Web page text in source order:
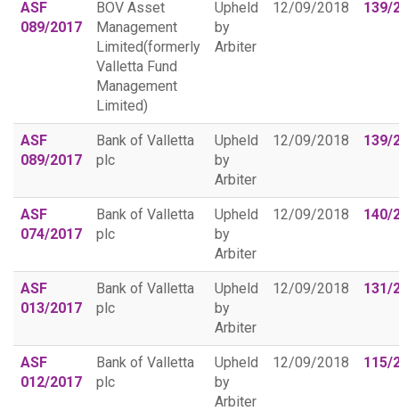
ASF
089/2017
BOV Asset
Management
Limited(formerly
Valletta Fund
Management
Limited)
Upheld
by
Arbiter
12/09/2018 139/
ASF
089/2017
Bank of Valletta
plc
Upheld
by
Arbiter
12/09/2018 139/
ASF
074/2017
Bank of Valletta
plc
Upheld
by
Arbiter
12/09/2018 140/
ASF
013/2017
Bank of Valletta
plc
Upheld
by
Arbiter
12/09/2018 131/
ASF
012/2017
Bank of Valletta
plc
Upheld
by
Arbiter
12/09/2018 115/